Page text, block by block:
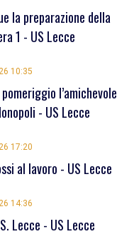
la preparazione della
1 - US Lecce
10:35
l’amichevole
- US Lecce
17:20
al lavoro - US Lecce
14:36
Lecce - US Lecce